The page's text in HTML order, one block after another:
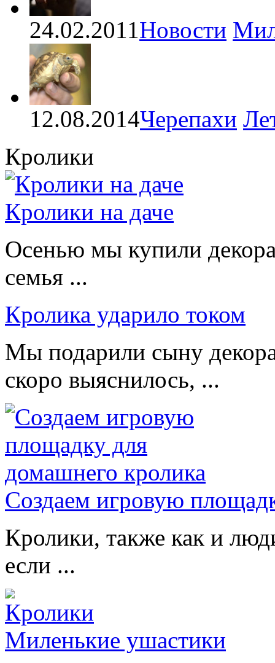
24.02.2011Новости
12.08.2014Черепахи
Кролики
Кролики на даче
Осенью мы купили
семья ...
Кролика ударило током
Мы подарили сыну
скоро выяснилось, ...
Создаем игровую
Кролики, также как и
если ...
Миленькие ушастики